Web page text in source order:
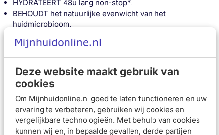
Deze website maakt gebruik van
cookies
Om Mijnhuidonline.nl goed te laten functioneren en uw
ervaring te verbeteren, gebruiken wij cookies en
vergelijkbare technologieën. Met behulp van cookies
kunnen wij en, in bepaalde gevallen, derde partijen
HYDRATEERT 48u lang non-stop*.
BEHOUDT het natuurlijke evenwicht van het
huidmicrobioom.
tolerantie die voor 100% bestaat uit bestanddelen van
natuurlijke oorsprong.
Gebruiksadvies
Breng 's morgens en 's avonds aan op het gezicht, de hals
en bij de oogcontouren.
Samenstelling
AVENE THERMAL SPRING WATER (AVENE AQUA).